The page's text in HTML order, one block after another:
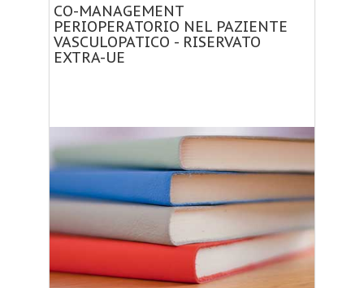
CO-MANAGEMENT
PERIOPERATORIO NEL PAZIENTE
VASCULOPATICO - RISERVATO
EXTRA-UE